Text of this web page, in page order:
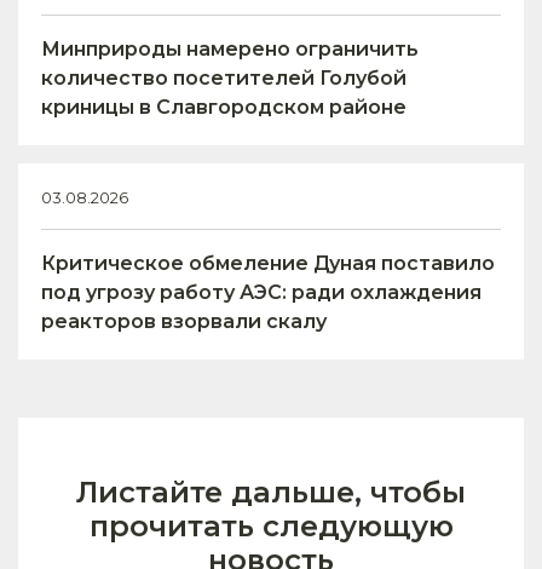
Минприроды намерено ограничить
количество посетителей Голубой
криницы в Славгородском районе
03.08.2026
Критическое обмеление Дуная поставило
под угрозу работу АЭС: ради охлаждения
реакторов взорвали скалу
Листайте дальше, чтобы
прочитать следующую
новость